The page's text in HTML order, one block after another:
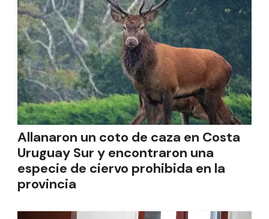
Allanaron un coto de caza en Costa
Uruguay Sur y encontraron una
especie de ciervo prohibida en la
provincia